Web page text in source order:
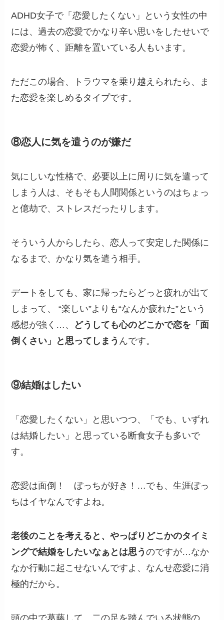
ADHD女子で「恋愛したくない」という女性の中
には、過去の恋愛でかなり辛い思いをしたせいで
恋愛が怖く、距離を置いている人もいます。
ただこの場合、トラウマを乗り越えられたら、ま
た恋愛を楽しめるタイプです。
⑧恋人に気を遣うのが嫌だ
気にしいな性格で、必要以上に周りに気を遣って
しまう人は、そもそも人間関係というのはちょっ
と億劫で、ストレスだったりします。
そういう人からしたら、恋人って安定した関係に
なるまで、かなり気を遣う相手。
デートをしても、家に帰ったらどっと疲れが出て
しまって、 “楽しい”よりも“なんか疲れた”という
感想が強く…、
どうしても心のどこかで恋を「面
倒くさい」と思ってしまう んです。
⑨結婚はしたい
「恋愛したくない」と思いつつ、「でも、いずれ
は結婚したい」と思っている断食女子も多いで
す。
恋愛は面倒！ ぼっちが好き！…でも、生涯ぼっ
ちはイヤなんですよね。
老後のことを考えると、やっぱりどこかのタイミ
ングで結婚をしたいなぁとは思うのですが…なか
なか行動に起こせないんですよ、なんせ恋愛に消
極的だから。
頭の中で葛藤して、二の足を踏んでいる状態の